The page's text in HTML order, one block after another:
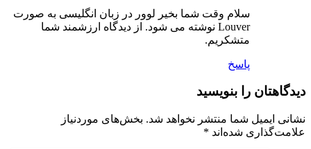
سلام وقت شما بخیر لوور در زبان انگلیسی به صورت
Louver نوشته می شود. از دیدگاه ارزشمند شما
متشکریم.
پاسخ
دیدگاهتان را بنویسید
نشانی ایمیل شما منتشر نخواهد شد. بخش‌های موردنیاز
علامت‌گذاری شده‌اند *